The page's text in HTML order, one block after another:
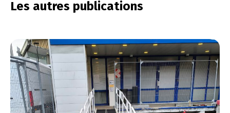
Les autres publications